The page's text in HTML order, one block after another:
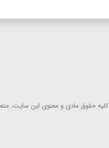
كلیه حقوق مادی و معنوی این سایت،